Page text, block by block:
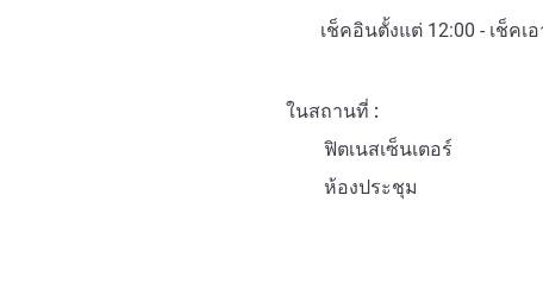
เช็คอินตั้งแต่ 12:00 - เช็คเ
ในสถานที่
ฟิตเนสเซ็นเตอร์
ห้องประชุม